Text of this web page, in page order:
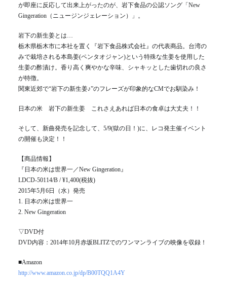
が即座に反応して出来上がったのが、岩下食品の公認ソング「New
Gingeration（ニュージンジェレーション）」。
岩下の新生姜とは…
栃木県栃木市に本社を置く『岩下食品株式会社』の代表商品。台湾の
みで栽培される本島姜(ペンタオジャン)という特殊な生姜を使用した
生姜の酢漬け。香り高く爽やかな辛味、シャキッとした歯切れの良さ
が特徴。
関東近郊で“岩下の新生姜♪”のフレーズが印象的なCMでお馴染み！
日本の米 岩下の新生姜 これさえあれば日本の食卓は大丈夫！！
そして、新曲発売を記念して、5/9(獄の日！)に、レコ発主催イベント
の開催も決定！！
【商品情報】
『日本の米は世界一／New Gingeration』
LDCD-50114/B / ¥1,400(税抜)
2015年5月6日（水）発売
1. 日本の米は世界一
2. New Gingeration
▽DVD付
DVD内容：2014年10月赤坂BLITZでのワンマンライブの映像を収録！
■Amazon
http://www.amazon.co.jp/dp/B00TQQ1A4Y